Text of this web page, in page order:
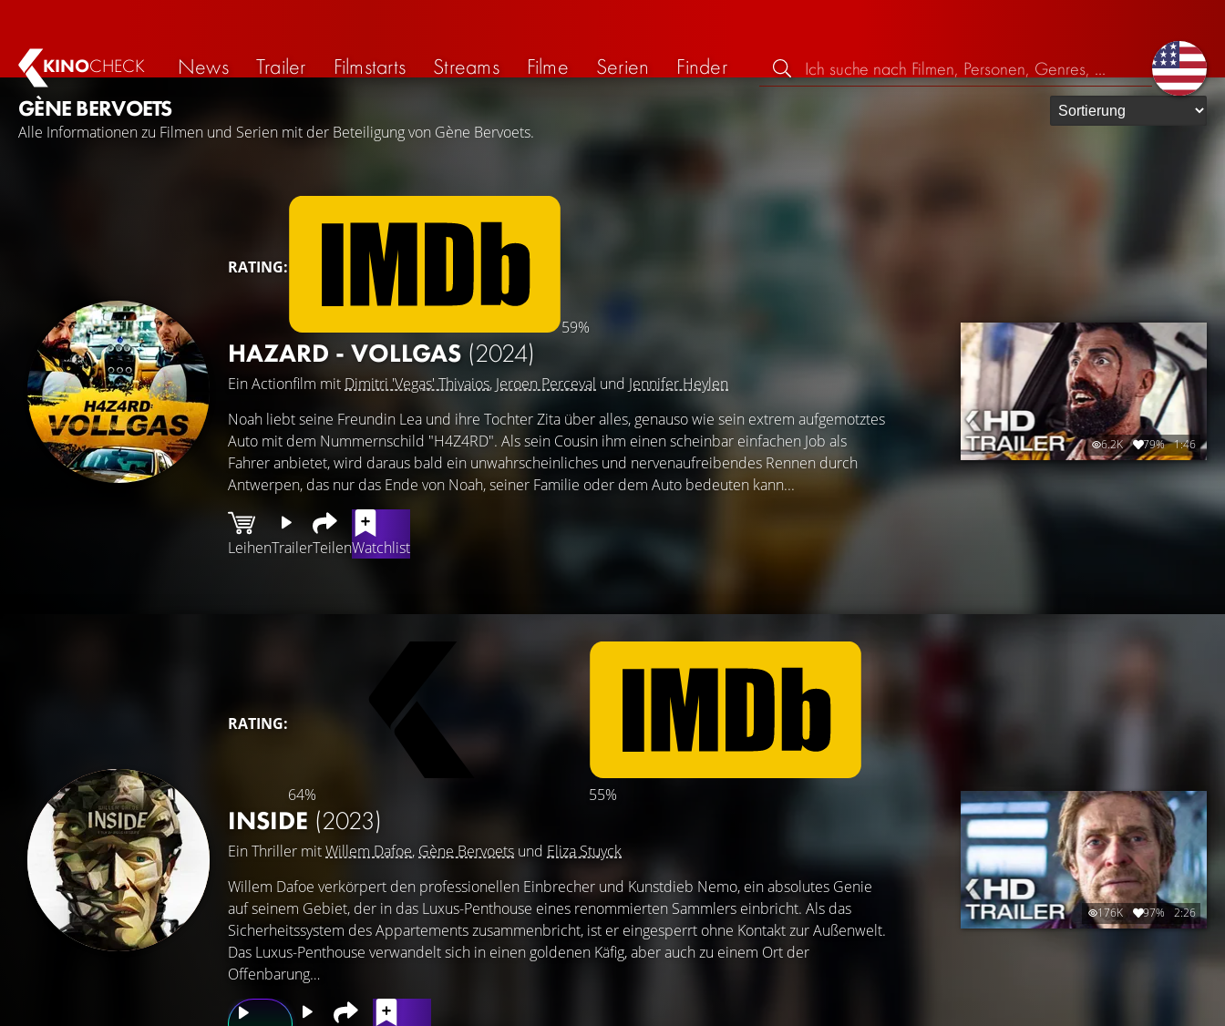
KINOCHECK News Trailer Filmstarts Streams Filme Serien
Finder
GÈNE BERVOETS
Alle Informationen zu Filmen und Serien mit der Beteiligung von Gène Bervoets.
RATING:
59%
HAZARD - VOLLGAS (2024)
Ein Actionfilm mit Dimitri 'Vegas' Thivaios, Jeroen Perceval und Jennifer Heylen
LeihenTrailerTeilenWatchlist
Noah liebt seine Freundin Lea und ihre Tochter Zita über alles, genauso wie sein extrem aufgemotztes
Auto mit dem Nummernschild "H4Z4RD". Als sein Cousin ihm einen scheinbar einfachen Job als
Fahrer anbietet, wird daraus bald ein unwahrscheinliches und nervenaufreibendes Rennen durch
Antwerpen, das nur das Ende von Noah, seiner Familie oder dem Auto bedeuten kann...
6.2K 79% 1:46
RATING:
64% 55%
INSIDE (2023)
Ein Thriller mitWillem Dafoe, Gène Bervoets und Eliza Stuyck
Willem Dafoe verkörpert den professionellen Einbrecher und Kunstdieb Nemo, ein absolutes Genie
auf seinem Gebiet, der in das Luxus-Penthouse eines renommierten Sammlers einbricht. Als das
Sicherheitssystem des Appartements zusammenbricht, ist er eingesperrt ohne Kontakt zur Außenwelt.
Das Luxus-Penthouse verwandelt sich in einen goldenen Käfig, aber auch zu einem Ort der
Offenbarung…
176K 97% 2:26